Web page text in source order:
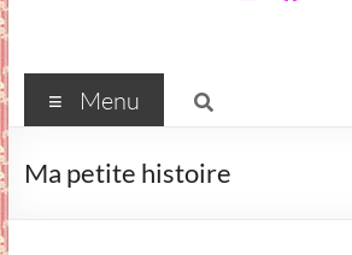
Menu
Ma petite histoire